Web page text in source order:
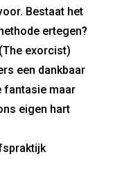
Bestaat het
ertegen?
exorcist)
een dankbaar
fantasie maar
eigen hart